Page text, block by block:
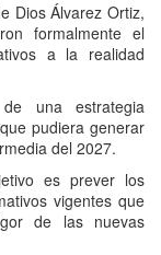
Dios Álvarez Ortiz,
formalmente el
a la realidad
una estrategia
pudiera generar
del 2027.
es prever los
vigentes que
de las nuevas